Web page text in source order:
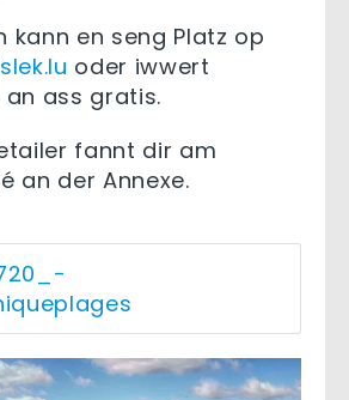
kann en seng Platz op
oder iwwert
an ass gratis.
fannt dir am
an der Annexe.